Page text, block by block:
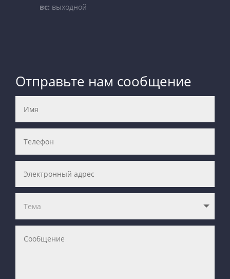
вс: выходной
Отправьте нам сообщение